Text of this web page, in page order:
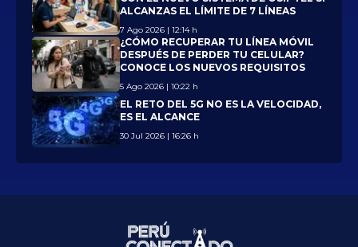
ALCANZAS EL LÍMITE DE 7 LÍNEAS
7 Ago 2026 | 12:14 h
¿CÓMO RECUPERAR TU LÍNEA MÓVIL
DESPUÉS DE PERDER TU CELULAR?
CONOCE LOS NUEVOS REQUISITOS
5 Ago 2026 | 10:22 h
EL RETO DEL 5G NO ES LA VELOCIDAD,
ES EL ALCANCE
30 Jul 2026 | 16:26 h